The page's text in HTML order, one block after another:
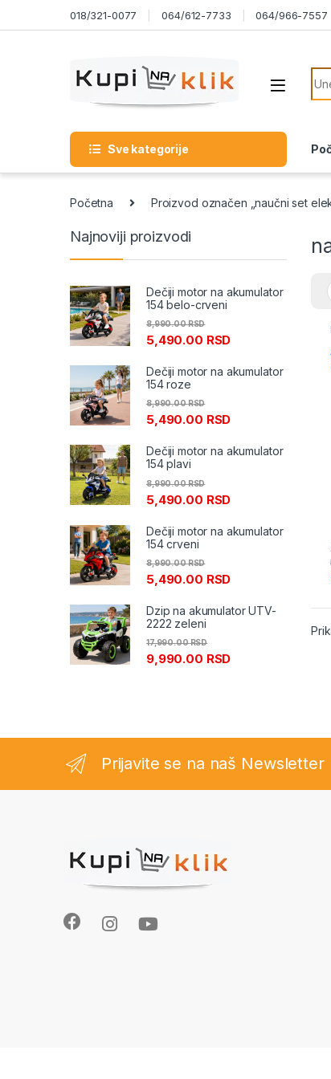
Skip to navigation018/321-0077 064/612-7733 064/966-7557
Sve kategorije
Početna Proizvod označen „naučni set
Najnoviji proizvodi
Dečiji motor na akumulator
154 belo-crveni
5,490.00 RSD
8,990.00RSD
Dečiji motor na akumulator
154 roze
5,490.00 RSD
8,990.00RSD
Dečiji motor na akumulator
154 plavi
5,490.00 RSD
8,990.00RSD
Dečiji motor na akumulator
154 crveni
5,490.00 RSD
8,990.00RSD
Dzip na akumulator UTV-
2222 zeleni
9,990.00 RSD
17,990.00RSD
Prijavite se na naš Newsletter